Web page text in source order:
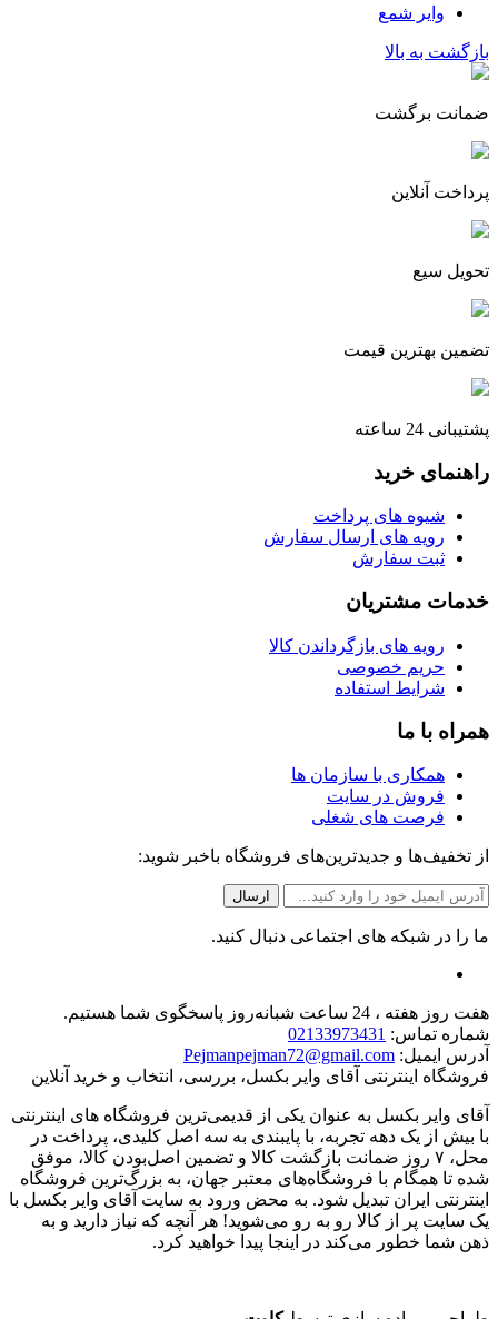
وایر شمع
بازگشت به بالا
ضمانت برگشت
پرداخت آنلاین
تحویل سیع
تضمین بهترین قیمت
پشتیبانی 24 ساعته
راهنمای خرید
شیوه های پرداخت
رویه های ارسال سفارش
ثبت سفارش
خدمات مشتریان
رویه های بازگرداندن کالا
حریم خصوصی
شرایط استفاده
همراه با ما
همکاری با سازمان ها
فروش در سایت
فرصت های شغلی
از تخفیف‌ها و جدیدترین‌های فروشگاه باخبر شوید:
ما را در شبکه های اجتماعی دنبال کنید.
هفت روز هفته ، 24 ساعت شبانه‌روز پاسخگوی شما هستیم.
شماره تماس: 02133973431
آدرس ایمیل: Pejmanpejman72@gmail.com
فروشگاه اینترنتی آقای وایر بکسل، بررسی، انتخاب و خرید آنلاین
آقای وایر بکسل به عنوان یکی از قدیمی‌ترین فروشگاه های اینترنتی
با بیش از یک دهه تجربه، با پایبندی به سه اصل کلیدی، پرداخت در
محل، ۷ روز ضمانت بازگشت کالا و تضمین اصل‌بودن کالا، موفق
شده تا همگام با فروشگاه‌های معتبر جهان، به بزرگ‌ترین فروشگاه
اینترنتی ایران تبدیل شود. به محض ورود به سایت آقای وایر بکسل با
یک سایت پر از کالا رو به رو می‌شوید! هر آنچه که نیاز دارید و به
ذهن شما خطور می‌کند در اینجا پیدا خواهید کرد.